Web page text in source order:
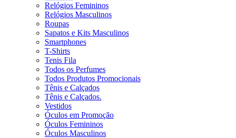
Relógios Femininos
Relógios Masculinos
Roupas
Sapatos e Kits Masculinos
Smartphones
T-Shirts
Tenis Fila
Todos os Perfumes
Todos Produtos Promocionais
Tênis e Calçados
Tênis e Calçados.
Vestidos
Óculos em Promoção
Óculos Femininos
Óculos Masculinos